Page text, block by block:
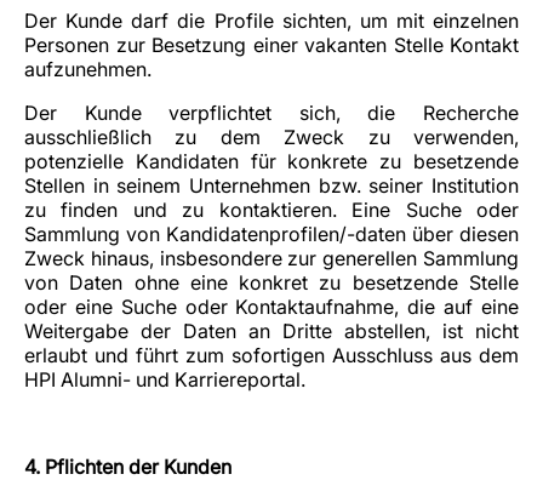
Der Kunde darf die Profile sichten, um mit einzelnen
Personen zur Besetzung einer vakanten Stelle Kontakt
aufzunehmen.
Der Kunde verpflichtet sich, die Recherche
ausschließlich zu dem Zweck zu verwenden,
potenzielle Kandidaten für konkrete zu besetzende
Stellen in seinem Unternehmen bzw. seiner Institution
zu finden und zu kontaktieren. Eine Suche oder
Sammlung von Kandidatenprofilen/-daten über diesen
Zweck hinaus, insbesondere zur generellen Sammlung
von Daten ohne eine konkret zu besetzende Stelle
oder eine Suche oder Kontaktaufnahme, die auf eine
Weitergabe der Daten an Dritte abstellen, ist nicht
erlaubt und führt zum sofortigen Ausschluss aus dem
HPI Alumni- und Karriereportal.
4. Pflichten der Kunden